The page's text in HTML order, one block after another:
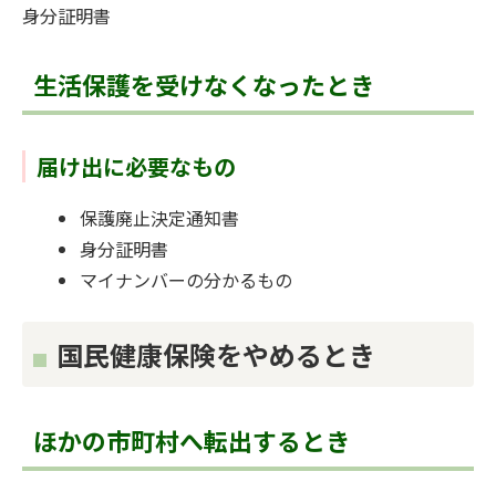
身分証明書
生活保護を受けなくなったとき
届け出に必要なもの
保護廃止決定通知書
身分証明書
マイナンバーの分かるもの
国民健康保険をやめるとき
ほかの市町村へ転出するとき